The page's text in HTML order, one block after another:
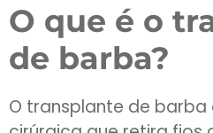
O que é o
de barba?
O transplante de